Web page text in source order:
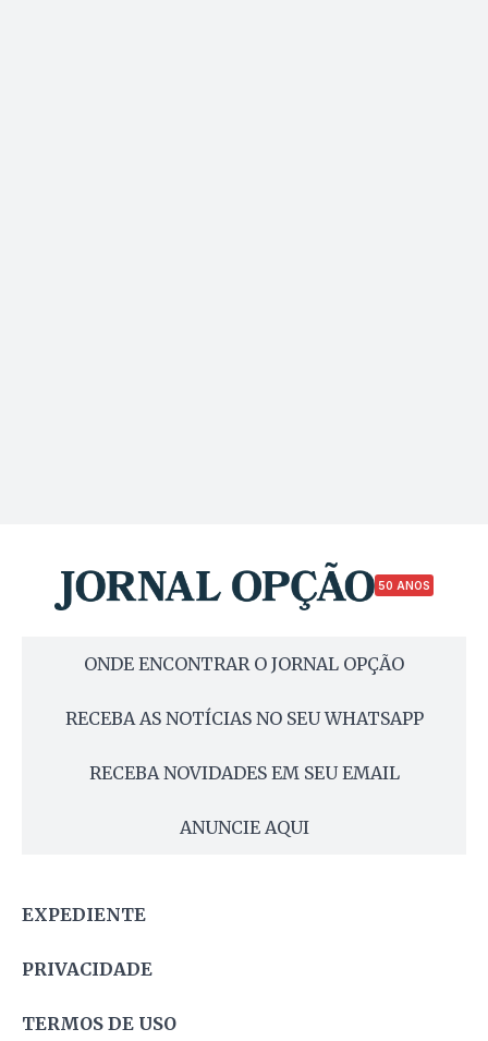
50 ANOS
ONDE ENCONTRAR O JORNAL OPÇÃO
RECEBA AS NOTÍCIAS NO SEU WHATSAPP
RECEBA NOVIDADES EM SEU EMAIL
ANUNCIE AQUI
EXPEDIENTE
PRIVACIDADE
TERMOS DE USO